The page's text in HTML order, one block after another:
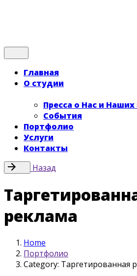
Главная
О студии
Пресса о Нас и
События
Портфолио
Услуги
Контакты
Назад
реклама
Home
Портфолио
Category: Таргетированная